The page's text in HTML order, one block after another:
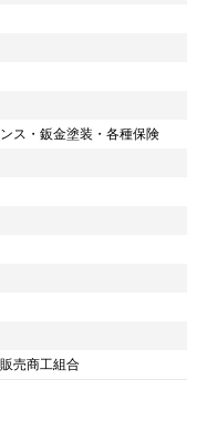
ス・鈑金塗装・各種保険
売商工組合